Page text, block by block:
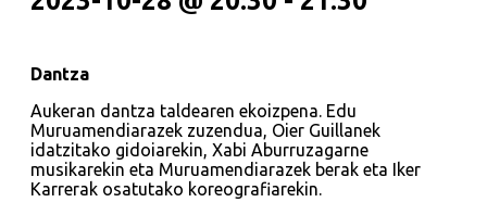
Dantza
Aukeran dantza taldearen ekoizpena. Edu
Muruamendiarazek zuzendua, Oier Guillanek
idatzitako gidoiarekin, Xabi Aburruzagarne
musikarekin eta Muruamendiarazek berak eta Iker
Karrerak osatutako koreografiarekin.